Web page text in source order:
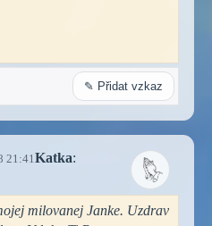
✎ Přidat vzkaz
21:41 Katka:
milovanej Janke. Uzdrav